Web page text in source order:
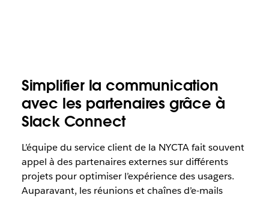
Simplifier la communication
avec les partenaires grâce à
Slack Connect
L’équipe du service client de la NYCTA fait souvent
appel à des partenaires externes sur différents
projets pour optimiser l’expérience des usagers.
Auparavant, les réunions et chaînes d’e-mails